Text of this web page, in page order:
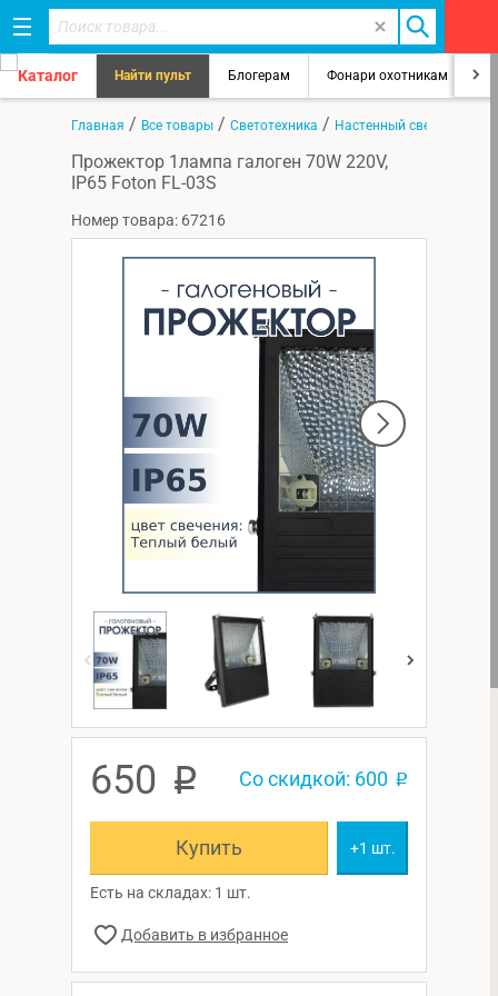
Каталог Найти пульт Блогерам Фонари охотникам
Главная / Все товары / Светотехника / Настенный светильник
Прожектор 1лампа галоген 70W 220V,
IP65 Foton FL-03S
Номер товара: 67216
650 p Со скидкой: 600 p
Купить +1 шт.
Есть на складах: 1 шт.